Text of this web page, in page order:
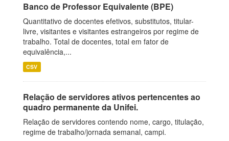
Banco de Professor Equivalente (BPE)
Quantitativo de docentes efetivos, substitutos, titular-
livre, visitantes e visitantes estrangeiros por regime de
trabalho. Total de docentes, total em fator de
equivalência,...
CSV
Relação de servidores ativos pertencentes ao
quadro permanente da Unifei.
Relação de servidores contendo nome, cargo, titulação,
regime de trabalho/jornada semanal, campi.